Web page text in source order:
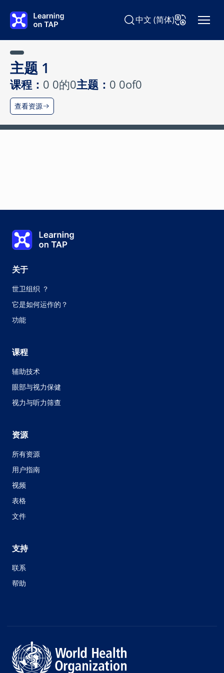
Learning on TAP搜索Learning
中文 (简体)更改语言
主题 1
课程： 0 0的0主题： 0 0of0
查看资源
0%
主题 1
课程：0 0的0
Learning on TAP 首页
关于
世卫组织 ？
它是如何运作的？
功能
课程
辅助技术
眼部与视力保健
视力与听力筛查
资源
所有资源
用户指南
视频
表格
文件
支持
联系
帮助